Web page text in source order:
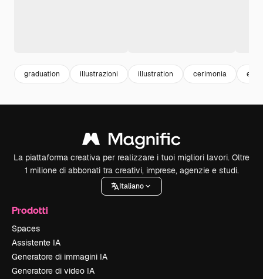
graduation illustrazioni illustration cerimonia
La piattaforma creativa per realizzare i tuoi migliori lavori. Oltre
1 milione di abbonati tra creativi, imprese, agenzie e studi.
Italiano
Prodotti
Spaces
Assistente IA
Generatore di immagini IA
Generatore di video IA